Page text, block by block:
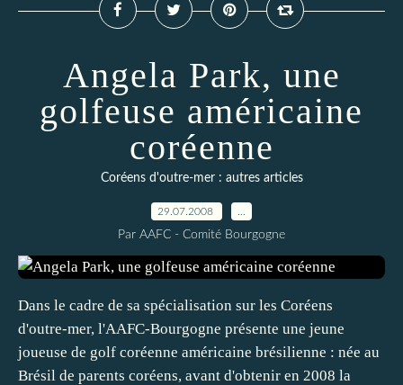
Angela Park, une
golfeuse américaine
coréenne
Coréens d'outre-mer : autres articles
29.07.2008
Par AAFC - Comité Bourgogne
Dans le cadre de sa spécialisation sur les Coréens
d'outre-mer, l'AAFC-Bourgogne présente une jeune
joueuse de golf coréenne américaine brésilienne : née au
Brésil de parents coréens, avant d'obtenir en 2008 la